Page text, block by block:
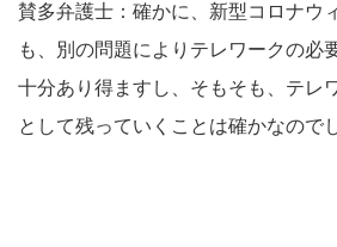
賛多弁護士：確かに、新型コロナウ
も、別の問題によりテレワークの必
十分あり得ますし、そもそも、テレ
として残っていくことは確かなので